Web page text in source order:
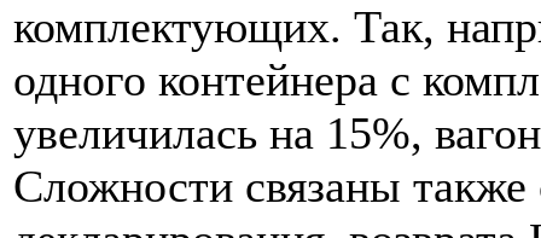
комплектующих. Так,
одного контейнера с
увеличилась на 15%,
Сложности связаны также